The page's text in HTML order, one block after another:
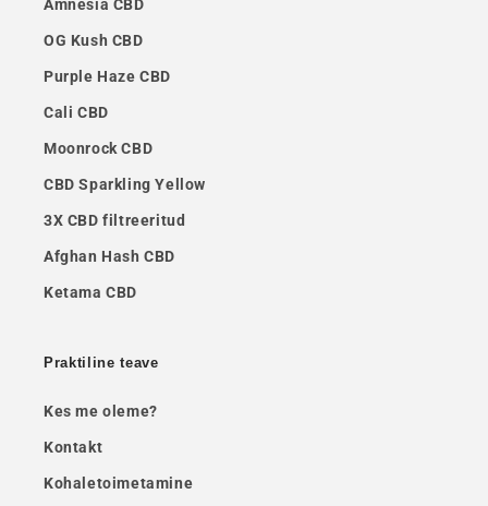
Amnesia CBD
OG Kush CBD
Purple Haze CBD
Cali CBD
Moonrock CBD
CBD Sparkling Yellow
3X CBD filtreeritud
Afghan Hash CBD
Ketama CBD
Praktiline teave
Kes me oleme?
Kontakt
Kohaletoimetamine